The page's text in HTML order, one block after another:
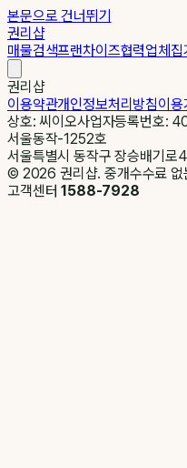
본문으로 건너뛰기
권리샵
매물검색프랜차이즈협력업체집
권리샵
이용약관개인정보처리방침이용
상호: 씨이오사업자등록번호:
서울동작-1252호
서울특별시 동작구 장승배기로
© 2026 권리샵. 중개수수료
고객센터1588-7928